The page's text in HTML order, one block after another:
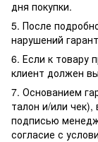
дня покупки.
5. После
нарушений
6. Если к товару
клиент должен
7. Основанием
талон и/или
подписью
согласие с